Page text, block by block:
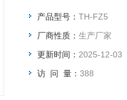
产品型号： TH-FZ5
厂商性质： 生产厂家
更新时间： 2025-12-03
访 问 量： 388